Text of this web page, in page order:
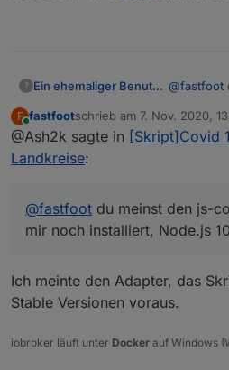
? Ein ehemaliger Benutzer @fastfoot
Node.js
F
Online
fastfootschrieb am 7. Nov. 2020,
zuletzt editiert von
@Ash2k sagte in [Skript]Covid
Landkreise:
@fastfoot du meinst den js-
mir noch installiert, Node.js
Ich meinte den Adapter, das
Stable Versionen voraus.
iobroker läuft unter Docker auf Windows